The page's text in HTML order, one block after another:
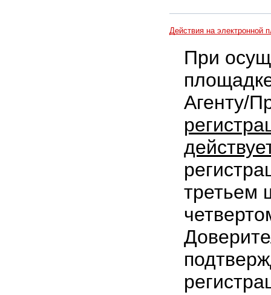
Действия на электронной
При
Агенту/
третьем